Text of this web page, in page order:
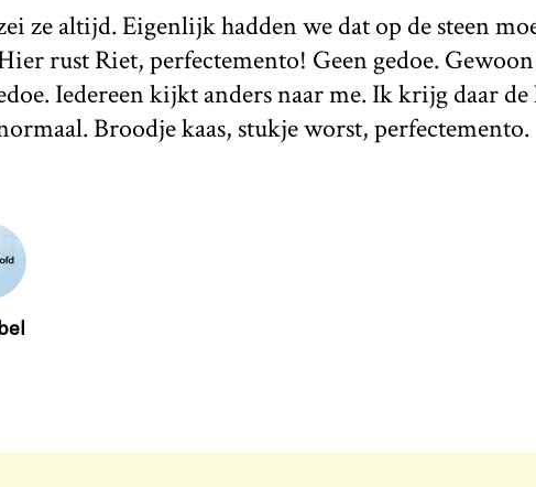
ze altijd. Eigenlijk hadden we dat op de steen
rust Riet, perfectemento! Geen gedoe.
Iedereen kijkt anders naar me. Ik krijg daar
Broodje kaas, stukje worst, perfectemento.